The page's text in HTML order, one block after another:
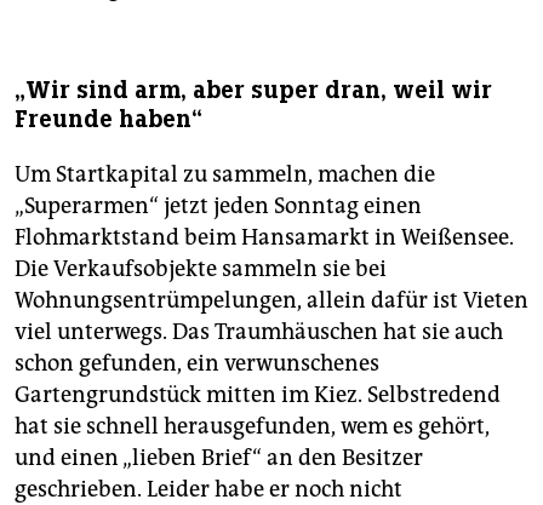
„Wir sind arm, aber super dran, weil wir
Freunde haben“
Um Startkapital zu sammeln, machen die
„Superarmen“ jetzt jeden Sonntag einen
Flohmarktstand beim Hansamarkt in Weißensee.
Die Verkaufsobjekte sammeln sie bei
Wohnungsentrümpelungen, allein dafür ist Vieten
viel unterwegs. Das Traumhäuschen hat sie auch
schon gefunden, ein verwunschenes
Gartengrundstück mitten im Kiez. Selbstredend
hat sie schnell herausgefunden, wem es gehört,
und einen „lieben Brief“ an den Besitzer
geschrieben. Leider habe er noch nicht